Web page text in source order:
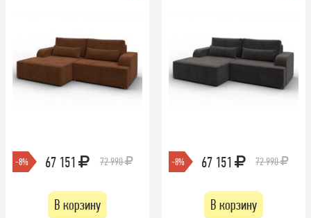
-8% 67 151 72 990
В корзину
-8% 67 151 72 990
В корзину